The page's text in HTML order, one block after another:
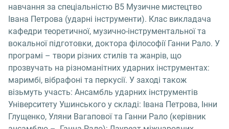
навчання за спеціальністю B5 Музичне мистецтво
Івана Петрова (ударні інструменти). Клас викладача
кафедри теоретичної, музично-інструментальної та
вокальної підготовки, доктора філософії Ганни Рало. У
програмі – твори різних стилів та жанрів, що
прозвучать на різноманітних ударних інструментах:
маримбі, вібрафоні та перкусії. У заході також
візьмуть участь: Ансамбль ударних інструментів
Університету Ушинського у складі: Івана Петрова, Інни
Глущенко, Уляни Вагапової та Ганни Рало (керівник